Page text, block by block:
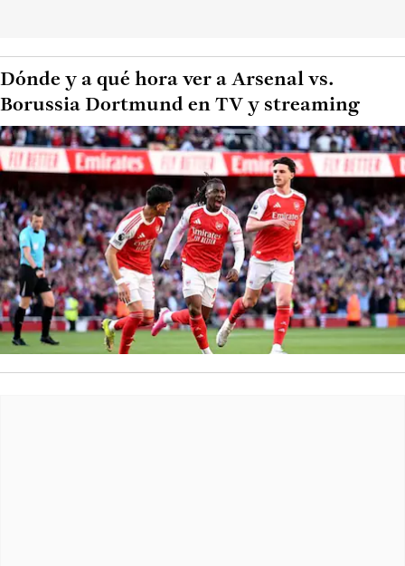
Dónde y a qué hora ver a Arsenal vs.
Borussia Dortmund en TV y streaming